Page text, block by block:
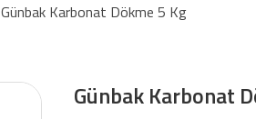
Günbak Karbonat Dökme 5 Kg
Günbak Karbonat